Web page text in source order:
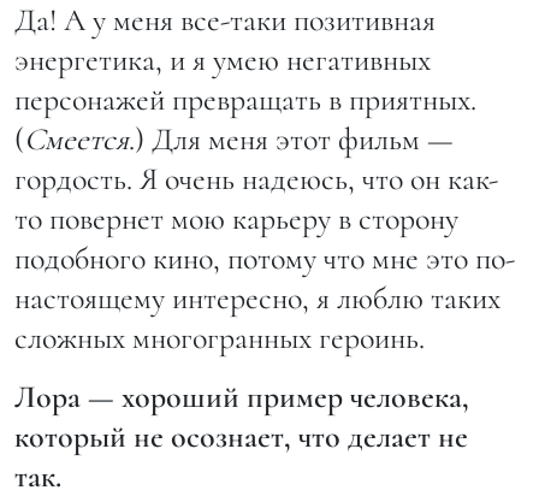
Да! А у меня все-таки позитивная
энергетика, и я умею негативных
персонажей превращать в приятных.
(Смеется.) Для меня этот фильм —
гордость. Я очень надеюсь, что он как-
то повернет мою карьеру в сторону
подобного кино, потому что мне это по-
настоящему интересно, я люблю таких
сложных многогранных героинь.
Лора — хороший пример человека,
который не осознает, что делает не
так.